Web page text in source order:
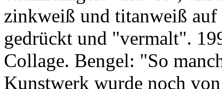
zinkweiß und titanweiß
gedrückt und "vermalt".
Collage. Bengel: "So
Kunstwerk wurde noch